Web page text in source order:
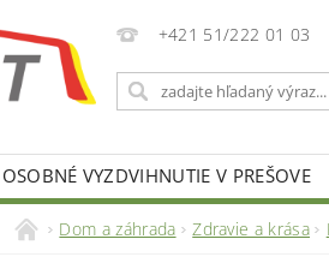
+421 51/222 01 03
OSOBNÉ VYZDVIHNUTIE V PREŠOVE
Dom a záhrada Zdravie a krása